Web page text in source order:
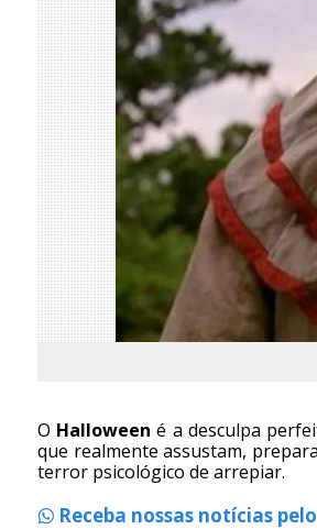
O Halloween é a desculpa
que realmente assustam,
terror psicológico de arrepiar.
Receba nossas notícias